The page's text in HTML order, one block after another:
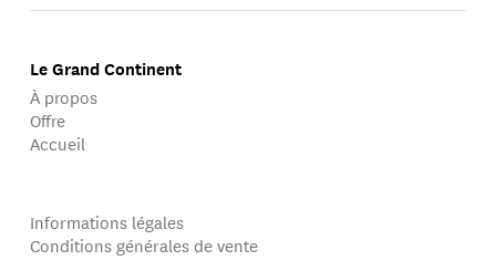
Le Grand Continent
À propos
Offre
Accueil
Informations légales
Conditions générales de vente